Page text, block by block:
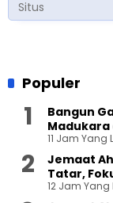
Populer
Bangun
Madukara
11 Jam Yang
Jemaat
Tatar,
12 Jam Yang